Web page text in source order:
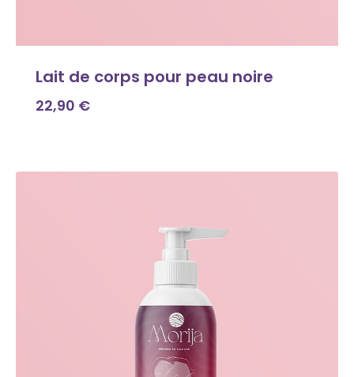
Lait de corps pour peau noire
22,90 €